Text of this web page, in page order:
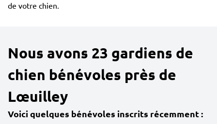
de votre chien.
Nous avons 23 gardiens de
chien bénévoles près de
Lœuilley
Voici quelques bénévoles inscrits récemment :